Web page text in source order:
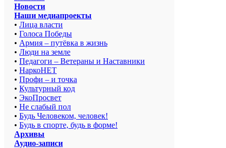
Новости
Наши медиапроекты
• Лица власти
• Голоса Победы
• Армия – путёвка в жизнь
• Люди на земле
• Педагоги – Ветераны и Наставники
• НаркоНЕТ
• Профи – и точка
• Культурный код
• ЭкоПросвет
• Не слабый пол
• Будь Человеком, человек!
• Будь в спорте, будь в форме!
Архивы
Аудио-записи